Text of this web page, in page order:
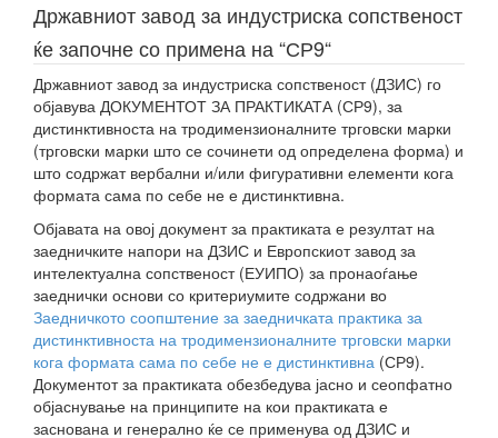
Државниот завод за индустриска сопственост
ќе започне со примена на “СР9“
Државниот завод за индустриска сопственост (ДЗИС) го
објавува ДОКУМЕНТОТ ЗА ПРАКТИКАТА (СР9), за
дистинктивноста на тродимензионалните трговски марки
(трговски марки што се сочинети од определена форма) и
што содржат вербални и/или фигуративни елементи кога
формата сама по себе не е дистинктивна.
Објавата на овој документ за практиката е резултат на
заедничките напори на ДЗИС и Европскиот завод за
интелектуална сопственост (ЕУИПО) за пронаоѓање
заеднички основи со критериумите содржани во
Заедничкото соопштение за заедничката практика за
дистинктивноста на тродимензионалните трговски марки
кога формата сама по себе не е дистинктивна (СР9).
Документот за практиката обезбедува јасно и сеопфатно
објаснување на принципите на кои практиката е
заснована и генерално ќе се применува од ДЗИС и